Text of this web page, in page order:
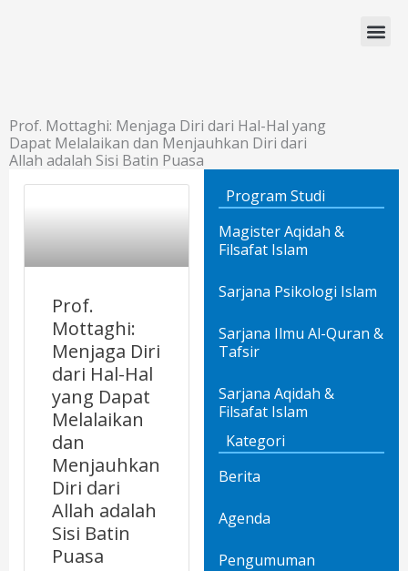
Prof. Mottaghi: Menjaga Diri dari Hal-Hal yang
Dapat Melalaikan dan Menjauhkan Diri dari
Allah adalah Sisi Batin Puasa
Prof.
Mottaghi:
Menjaga Diri
dari Hal-Hal
yang Dapat
Melalaikan
dan
Menjauhkan
Diri dari
Allah adalah
Sisi Batin
Puasa
Program Studi
Magister Aqidah &
Filsafat Islam
Sarjana Psikologi Islam
Sarjana Ilmu Al-Quran &
Tafsir
Sarjana Aqidah &
Filsafat Islam
Kategori
Berita
Agenda
Pengumuman